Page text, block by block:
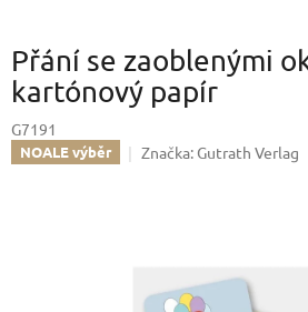
Přání se zaoblenými
kartónový papír
G7191
NOALE výběr Značka: Gutrath Verlag